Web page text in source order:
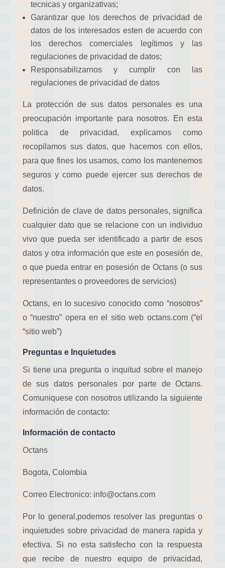
tecnicas y organizativas;
Garantizar que los derechos de privacidad de
datos de los interesados esten de acuerdo con
los derechos comerciales legítimos y las
regulaciones de privacidad de datos;
Responsabilizarnos y cumplir con las
regulaciones de privacidad de datos
La protección de sus datos personales es una
preocupación importante para nosotros. En esta
politica de privacidad, explicamos como
recopilamos sus datos, que hacemos con ellos,
para que fines los usamos, como los mantenemos
seguros y como puede ejercer sus derechos de
datos.
Definición de clave de datos personales, significa
cualquier dato que se relacione con un individuo
vivo que pueda ser identificado a partir de esos
datos y otra información que este en posesión de,
o que pueda entrar en posesión de Octans (o sus
representantes o proveedores de servicios)
Octans, en lo sucesivo conocido como “nosotros”
o “nuestro” opera en el sitio web octans.com (“el
“sitio web”)
Preguntas e Inquietudes
Si tiene una pregunta o inquitud sobre el manejo
de sus datos personales por parte de Octans.
Comuniquese con nosotros utilizando la siguiente
información de contacto:
Información de contacto
Octans
Bogota, Colombia
Correo Electronico: info@octans.com
Por lo general,podemos resolver las preguntas o
inquietudes sobre privacidad de manera rapida y
efectiva. Si no esta satisfecho con la respuesta
que recibe de nuestro equipo de privacidad,